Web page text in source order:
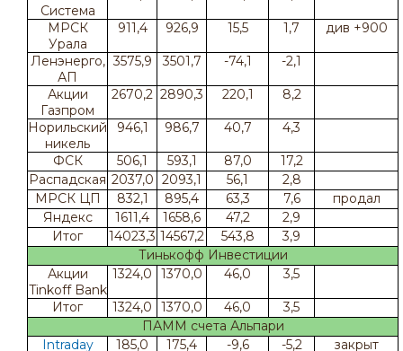
Система
МРСК
Урала
911,4 926,9 15,5 1,7 див +900
Ленэнерго,
АП
3575,9 3501,7 -74,1 -2,1
Акции
Газпром
2670,2 2890,3 220,1 8,2
Норильский
никель
946,1 986,7 40,7 4,3
ФСК 506,1 593,1 87,0
17,2
Распадская 2037,0 2093,1 56,1
2,8
МРСК ЦП
832,1 895,4 63,3 7,6
продал
Яндекс
1611,4 1658,6 47,2
2,9
Итог
14023,3 14567,2 543,8
3,9
Тинькофф Инвестиции
Акции
Tinkoff Bank
1324,0 1370,0 46,0 3,5
Итог 1324,0 1370,0 46,0
3,5
ПАММ счета Альпари
Intraday
185,0 175,4 -9,6 -5,2 закрыт